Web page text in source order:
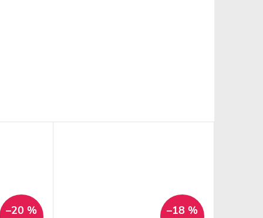
–20 % –18 %